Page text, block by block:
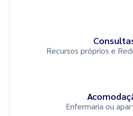
Recursos próprios e
Enfermaria ou